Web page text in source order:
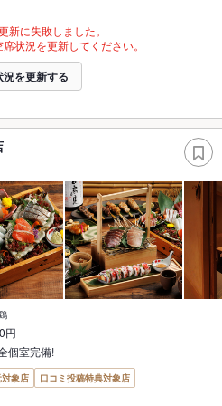
新に失敗しました。
状況を更新してください。
況を更新する
円
個室完備!
対象店
口コミ投稿特典対象店